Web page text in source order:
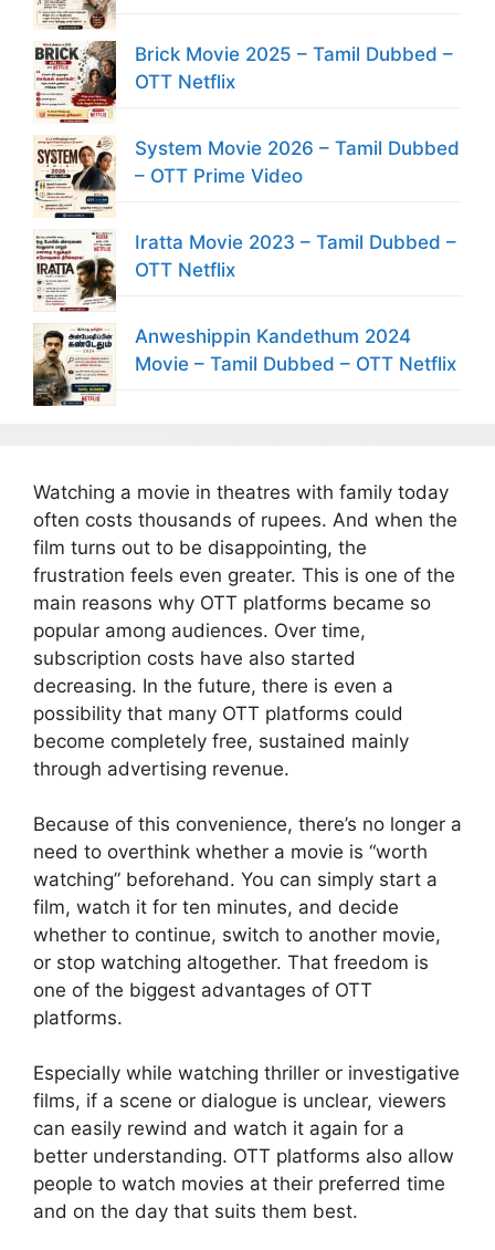
Brick Movie 2025 – Tamil Dubbed –
OTT Netflix
System Movie 2026 – Tamil Dubbed
– OTT Prime Video
Iratta Movie 2023 – Tamil Dubbed –
OTT Netflix
Anweshippin Kandethum 2024
Movie – Tamil Dubbed – OTT Netflix
Watching a movie in theatres with family today
often costs thousands of rupees. And when the
film turns out to be disappointing, the
frustration feels even greater. This is one of the
main reasons why OTT platforms became so
popular among audiences. Over time,
subscription costs have also started
decreasing. In the future, there is even a
possibility that many OTT platforms could
become completely free, sustained mainly
through advertising revenue.
Because of this convenience, there’s no longer a
need to overthink whether a movie is “worth
watching” beforehand. You can simply start a
film, watch it for ten minutes, and decide
whether to continue, switch to another movie,
or stop watching altogether. That freedom is
one of the biggest advantages of OTT
platforms.
Especially while watching thriller or investigative
films, if a scene or dialogue is unclear, viewers
can easily rewind and watch it again for a
better understanding. OTT platforms also allow
people to watch movies at their preferred time
and on the day that suits them best.